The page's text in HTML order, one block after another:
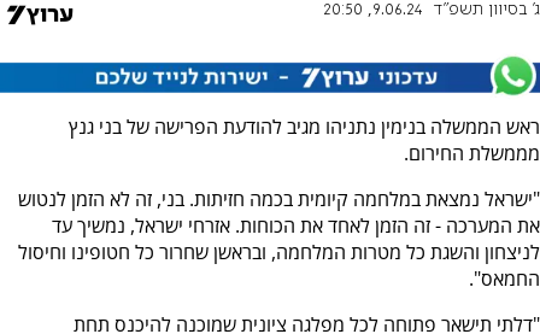
ג' בסיוון תשפ"ד 9.06.24, 20:50
ראש הממשלה בנימין נתניהו מגיב להודעת הפרישה של בני גנץ
מממשלת החירום.
"ישראל נמצאת במלחמה קיומית בכמה חזיתות. בני, זה לא הזמן לנטוש
את המערכה - זה הזמן לאחד את הכוחות. אזרחי ישראל, נמשיך עד
לניצחון והשגת כל מטרות המלחמה, ובראשן שחרור כל חטופינו וחיסול
החמאס".
"דלתי תישאר פתוחה לכל מפלגה ציונית שמוכנה להיכנס תחת